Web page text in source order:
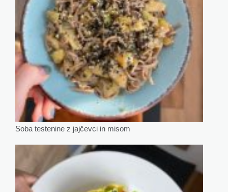
Soba testenine z jajčevci in misom